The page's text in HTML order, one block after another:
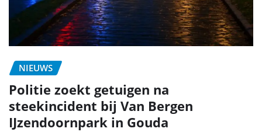
NIEUWS
Politie zoekt getuigen na
steekincident bij Van Bergen
IJzendoornpark in Gouda